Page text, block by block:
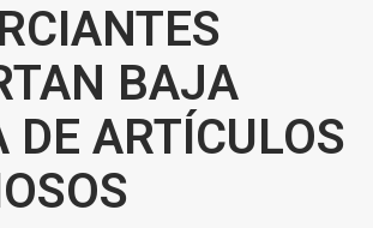
BAJA
DE ARTÍCULOS